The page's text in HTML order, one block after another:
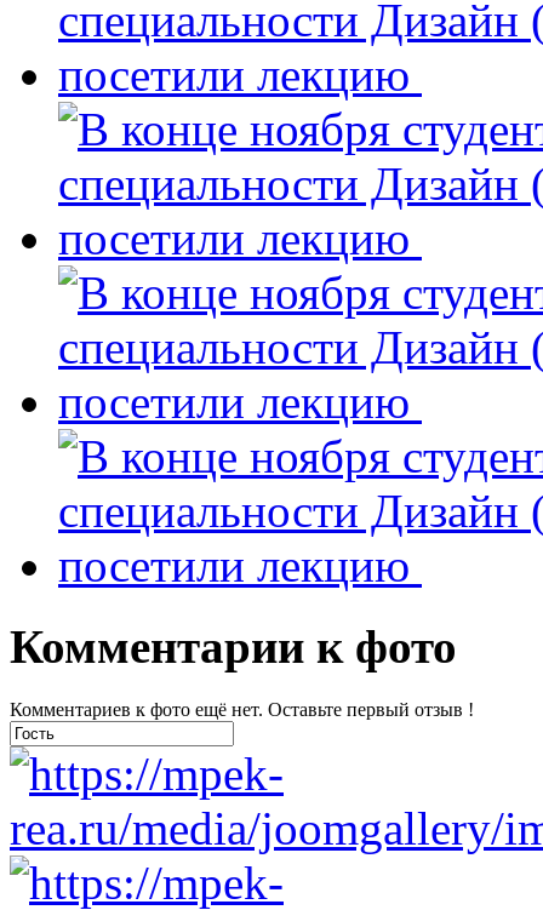
Комментарии к фото
Комментариев к фото ещё нет. Оставьте первый отзыв !